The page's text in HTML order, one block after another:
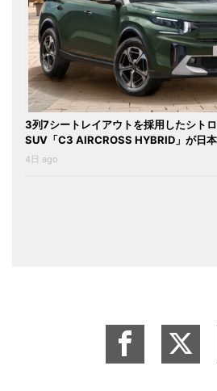
3列7シートレイアウトを採用したシト
SUV「C3 AIRCROSS HYBRID」が日
4日 ago